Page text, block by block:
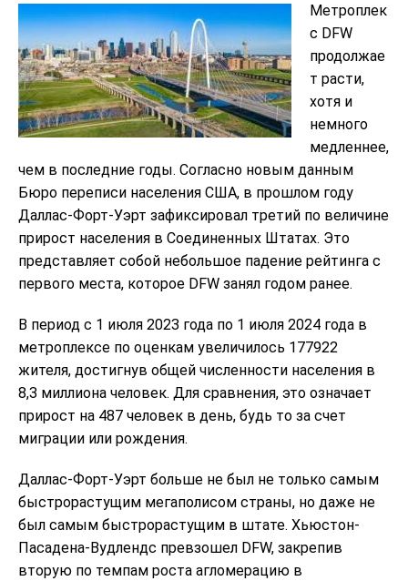
Метроплек
с DFW
продолжае
т расти,
хотя и
немного
медленнее,
чем в последние годы. Согласно новым данным
Бюро переписи населения США, в прошлом году
Даллас-Форт-Уэрт зафиксировал третий по величине
прирост населения в Соединенных Штатах. Это
представляет собой небольшое падение рейтинга с
первого места, которое DFW занял годом ранее.
В период с 1 июля 2023 года по 1 июля 2024 года в
метроплексе по оценкам увеличилось 177922
жителя, достигнув общей численности населения в
8,3 миллиона человек. Для сравнения, это означает
прирост на 487 человек в день, будь то за счет
миграции или рождения.
Даллас-Форт-Уэрт больше не был не только самым
быстрорастущим мегаполисом страны, но даже не
был самым быстрорастущим в штате. Хьюстон-
Пасадена-Вудлендс превзошел DFW, закрепив
вторую по темпам роста агломерацию в